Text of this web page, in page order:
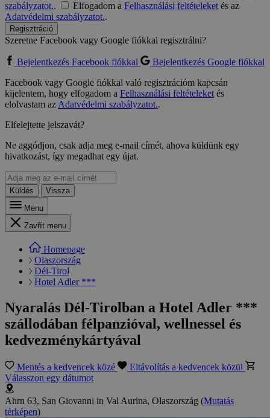
szabályzatot.. Elfogadom a Felhasználási feltételeketés az
Adatvédelmi szabályzatot..
Regisztráció
Szeretne Facebook vagy Google fiókkal regisztrálni?
Bejelentkezés Facebook fiókkal
Bejelentkezés Google fiókkal
Facebook vagy Google fiókkal való regisztrációm kapcsán
kijelentem, hogy elfogadom a Felhasználási feltételeketés
elolvastam azAdatvédelmi szabályzatot..
Elfelejtette jelszavát?
Ne aggódjon, csak adja meg e-mail címét, ahova küldünk egy
hivatkozást, így megadhat egy újat.
Küldés
Vissza
Menu
Zavřít menu
Homepage
Olaszország
Dél-Tirol
Hotel Adler ***
Nyaralás Dél-Tirolban a Hotel Adler ***
szállodában félpanzióval, wellnessel és
kedvezménykártyával
Mentés a kedvencek közé
Eltávolítás a kedvencek közül
Válasszon egy dátumot
Ahrn 63, San Giovanni in Val Aurina, Olaszország (Mutatás
térképen)